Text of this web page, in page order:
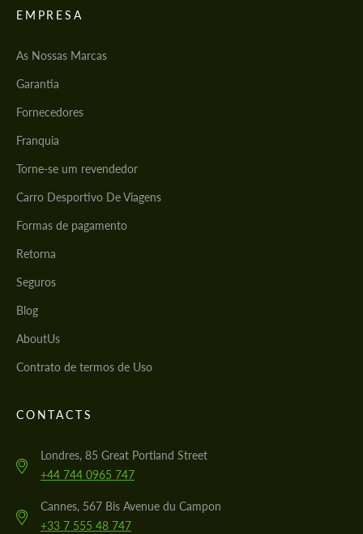
EMPRESA
As Nossas Marcas
Garantia
Fornecedores
Franquia
Torne-se um revendedor
Carro Desportivo De Viagens
Formas de pagamento
Retorna
Seguros
Blog
AboutUs
Contrato de termos de Uso
CONTACTS
Londres, 85 Great Portland Street
+44 744 0965 747
Cannes, 567 Bis Avenue du Campon
+33 7 555 48 747